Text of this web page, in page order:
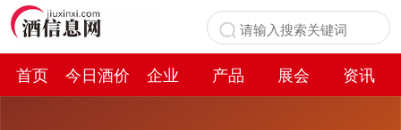
首页 今日酒价 企业 产品 展会
资讯